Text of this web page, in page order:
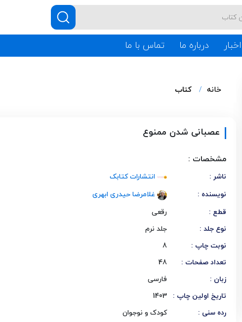
اخبار درباره ما تماس با ما
خانه کتاب
عصبانی شدن ممنوع
مشخصات :
ناشر :
انتشارات کتابک
نویسنده :
غلامرضا حیدری ابهری
قطع :
رقعی
نوع جلد :
جلد نرم
نوبت چاپ :
8
تعداد صفحات :
48
زبان :
فارسی
تاریخ اولین چاپ :
1403
رده سنی :
کودک و نوجوان